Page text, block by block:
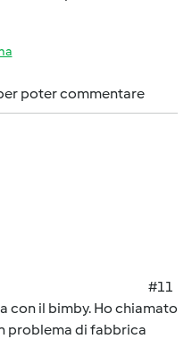
poter commentare
#11
con il bimby. Ho chiamato
problema di fabbrica